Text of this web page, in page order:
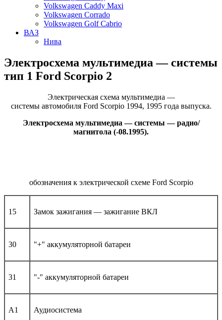
Volkswagen Caddy Maxi
Volkswagen Corrado
Volkswagen Golf Cabrio
ВАЗ
Нива
Электросхема мультимедиа — системы
тип 1 Ford Scorpio 2
Электрическая схема мультимедиа —
системы автомобиля Ford Scorpio 1994, 1995 года выпуска.
Электросхема мультимедиа — системы — радио/
магнитола (-08.1995).
обозначения к электрической схеме Ford Scorpio
15 Замок зажигания — зажигание ВКЛ
30 "+" аккумуляторной батареи
31 "-" аккумуляторной батареи
A1 Аудиосистема